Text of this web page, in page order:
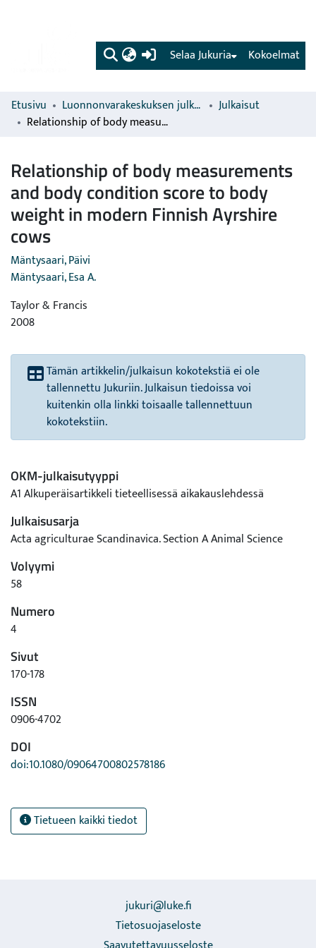
(current) Kokoelmat
Selaa Jukuria
Etusivu Luonnonvarakeskuksen julkaisut
Julkaisut
Relationship of body measurements and body condition score to body weight in modern Finnish Ayrshire cows
Relationship of body measurements
and body condition score to body
weight in modern Finnish Ayrshire
cows
Mäntysaari, Päivi
Mäntysaari, Esa A.
Taylor & Francis
2008
Tämän artikkelin/julkaisun kokotekstiä ei ole
tallennettu Jukuriin. Julkaisun tiedoissa voi
kuitenkin olla linkki toisaalle tallennettuun
kokotekstiin.
OKM-julkaisutyyppi
A1 Alkuperäisartikkeli tieteellisessä aikakauslehdessä
Julkaisusarja
Acta agriculturae Scandinavica. Section A Animal Science
Volyymi
58
Numero
4
Sivut
170-178
ISSN
0906-4702
DOI
doi:10.1080/09064700802578186
Tietueen kaikki tiedot
jukuri@luke.fi
Tietosuojaseloste